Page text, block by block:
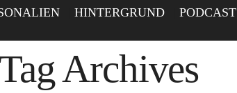
HINTERGRUND PODCAST
Tag Archives